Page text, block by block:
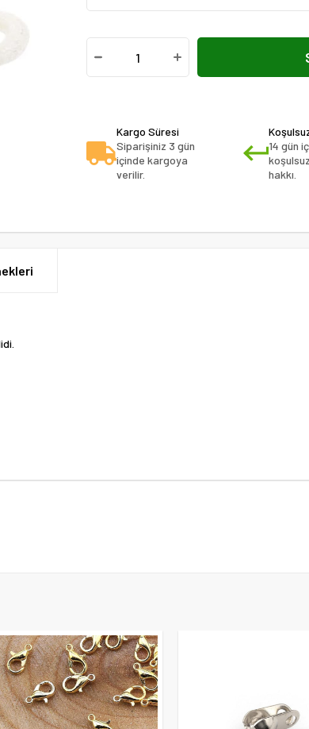
Kargo Süresi
Siparişiniz 3 gün
içinde kargoya
verilir.
14 gün
hakkı.